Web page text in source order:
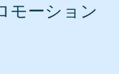
モーション